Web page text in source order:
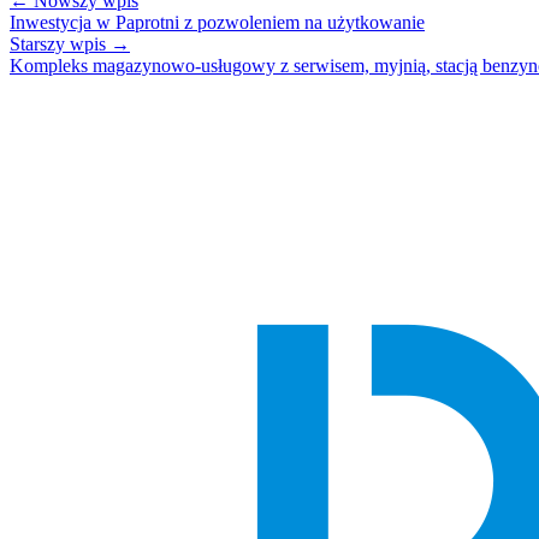
Inwestycja w Paprotni z pozwoleniem na użytkowanie
Starszy wpis →
Kompleks magazynowo-usługowy z serwisem, myjnią, stacją